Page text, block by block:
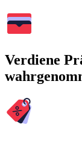
Verdiene